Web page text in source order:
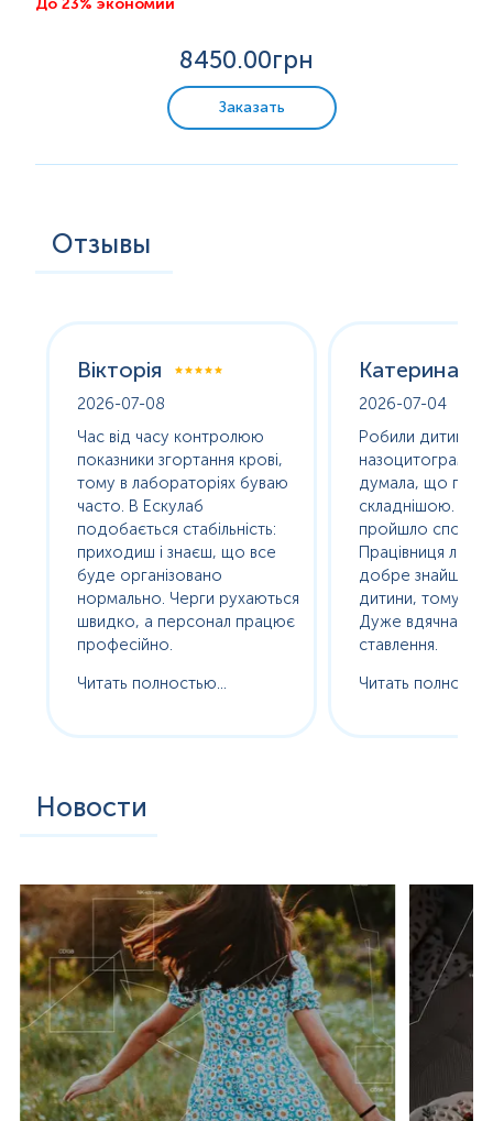
До 23% экономии
8450.00грн
Заказать
Отзывы
Вікторія
2026-07-08
Час від часу контролюю
показники згортання крові,
тому в лабораторіях буваю
часто. В Ескулаб
подобається стабільність:
приходиш і знаєш, що все
буде організовано
нормально. Черги рухаються
швидко, а персонал працює
професійно.
Читать полностью...
Катерина
2026-07-04
Робили дитині
назоцитограму.
думала, що
складнішою.
пройшло
Працівниця
добре знайшла
дитини, тому без
Дуже вдячна за
ставлення.
Читать
Новости